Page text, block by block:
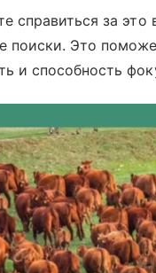
справиться за это
поиски. Это
и способность